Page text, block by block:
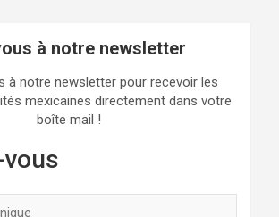
à notre newsletter
à notre newsletter pour recevoir les
mexicaines directement dans votre
boîte mail !